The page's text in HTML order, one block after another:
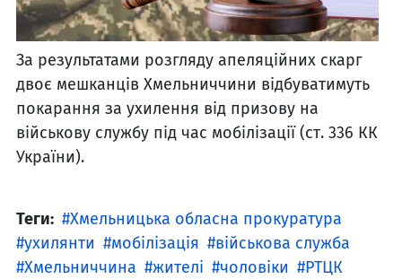
За результатами розгляду апеляційних скарг
двоє мешканців Хмельниччини відбуватимуть
покарання за ухилення від призову на
військову службу під час мобілізації (ст. 336 КК
України).
Теги:
Хмельницька обласна прокуратура
ухилянти
мобілізація
військова служба
Хмельниччина
жителі чоловіки
РТЦК